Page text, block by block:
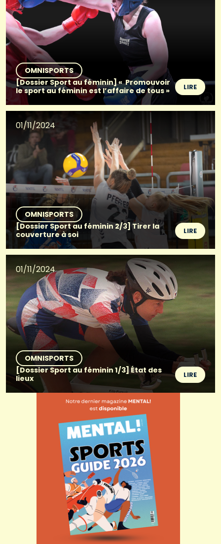
OMNISPORTS
[Dossier Sport au féminin] « Promouvoir
le sport au féminin est l’affaire de tous »
LIRE
01/11/2024
OMNISPORTS
[Dossier Sport au féminin 2/3] Tirer la
couverture à soi
LIRE
01/11/2024
OMNISPORTS
[Dossier Sport au féminin 1/3] État des
lieux
LIRE